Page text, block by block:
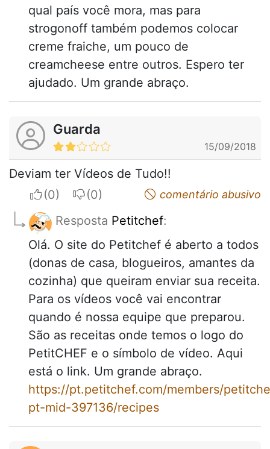
qual país você mora, mas para
strogonoff também podemos colocar
creme fraiche, um pouco de
creamcheese entre outros. Espero ter
ajudado. Um grande abraço.
Guarda
15/09/2018
Deviam ter Vídeos de Tudo!!
I apreciateI do not appreciatecomentário abusivo
Resposta Petitchef:
Olá. O site do Petitchef é aberto a todos
(donas de casa, blogueiros, amantes da
cozinha) que queiram enviar sua receita.
Para os vídeos você vai encontrar
quando é nossa equipe que preparou.
São as receitas onde temos o logo do
PetitCHEF e o símbolo de vídeo. Aqui
está o link. Um grande abraço.
https://pt.petitchef.com/members/
pt-mid-397136/recipes